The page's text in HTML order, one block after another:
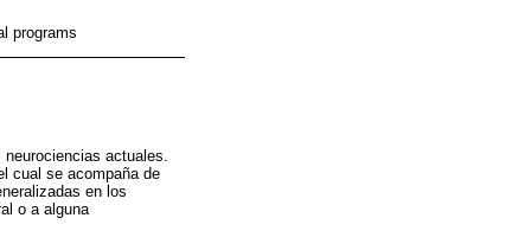
programs
actuales.
cual se acompaña de
en los
o a alguna